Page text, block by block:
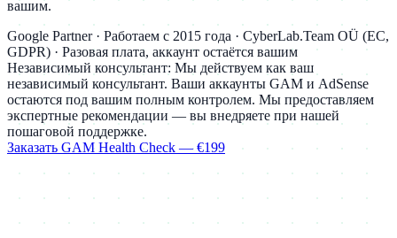
вашим.
Google Partner · Работаем с 2015 года · CyberLab.Team OÜ (ЕС,
GDPR) · Разовая плата, аккаунт остаётся вашим
Независимый консультант: Мы действуем как ваш
независимый консультант. Ваши аккаунты GAM и AdSense
остаются под вашим полным контролем. Мы предоставляем
экспертные рекомендации — вы внедряете при нашей
пошаговой поддержке.
Заказать GAM Health Check — €199